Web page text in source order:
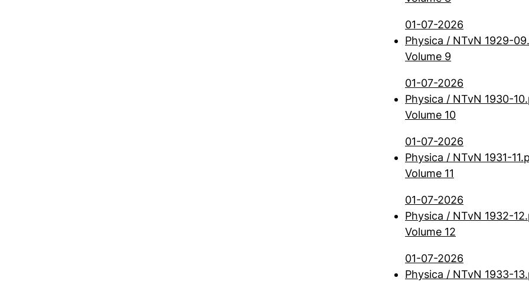
01-07-2026
Physica / NTvN 1929-
Volume 9
01-07-2026
Physica / NTvN 1930-
Volume 10
01-07-2026
Physica / NTvN 1931-
Volume 11
01-07-2026
Physica / NTvN 1932-
Volume 12
01-07-2026
Physica / NTvN 1933-